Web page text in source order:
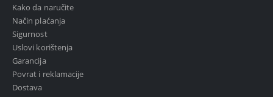
Kako da naručite
Način plaćanja
Sigurnost
Uslovi korištenja
Garancija
Povrat i reklamacije
Dostava